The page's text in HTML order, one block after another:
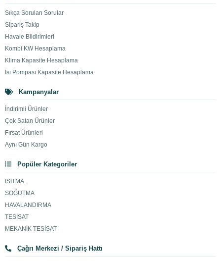
Sıkça Sorulan Sorular
Sipariş Takip
Havale Bildirimleri
Kombi KW Hesaplama
Klima Kapasite Hesaplama
Isı Pompası Kapasite Hesaplama
Kampanyalar
İndirimli Ürünler
Çok Satan Ürünler
Fırsat Ürünleri
Aynı Gün Kargo
Popüler Kategoriler
ISITMA
SOĞUTMA
HAVALANDIRMA
TESİSAT
MEKANİK TESİSAT
Çağrı Merkezi / Sipariş Hattı